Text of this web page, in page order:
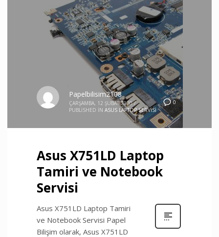
0
Papelbilisim2108
ÇARŞAMBA, 12 ŞUBAT 2020 /
PUBLISHED IN ASUS LAPTOP SERVISI
Asus X751LD Laptop
Tamiri ve Notebook
Servisi
Asus X751LD Laptop Tamiri
ve Notebook Servisi Papel
Bilişim olarak, Asus X751LD